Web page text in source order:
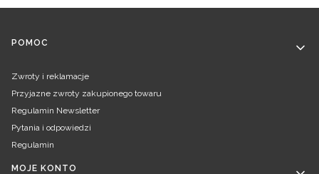
Linki w stopce
POMOC
Zwroty i reklamacje
Przyjazne zwroty zakupionego towaru
Regulamin Newsletter
Pytania i odpowiedzi
Regulamin
MOJE KONTO